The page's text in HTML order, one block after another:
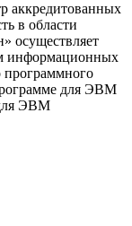
аккредитованных
в области
осуществляет
информационных
программного
для ЭВМ
ЭВМ